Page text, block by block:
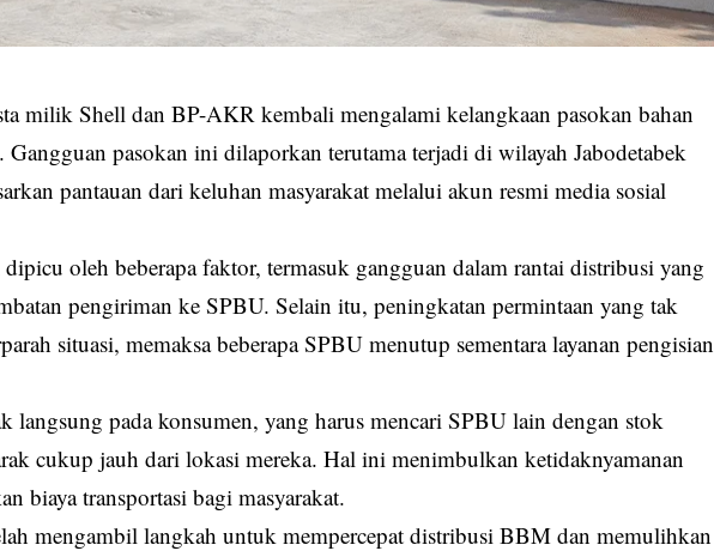
milik Shell dan BP-AKR kembali mengalami kelangkaan pasokan bahan
pasokan ini dilaporkan terutama terjadi di wilayah Jabodetabek
pantauan dari keluhan masyarakat melalui akun resmi media sosial
oleh beberapa faktor, termasuk gangguan dalam rantai distribusi yang
pengiriman ke SPBU. Selain itu, peningkatan permintaan yang tak
situasi, memaksa beberapa SPBU menutup sementara layanan pengisian
langsung pada konsumen, yang harus mencari SPBU lain dengan stok
cukup jauh dari lokasi mereka. Hal ini menimbulkan ketidaknyamanan
biaya transportasi bagi masyarakat.
mengambil langkah untuk mempercepat distribusi BBM dan memulihkan